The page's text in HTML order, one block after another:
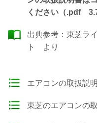
ください（.pdf
出典参考： 東芝ラ
ト
より
エアコンの取扱説
東芝のエアコンの